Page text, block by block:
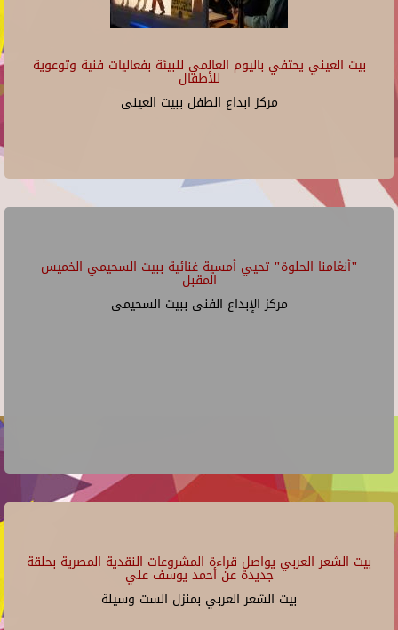
بيت العيني يحتفي باليوم العالمي للبيئة بفعاليات فنية وتوعوية
للأطفال
مركز ابداع الطفل ببيت العينى
"أنغامنا الحلوة" تحيي أمسية غنائية ببيت السحيمي الخميس
المقبل
مركز الإبداع الفنى ببيت السحيمى
بيت الشعر العربي يواصل قراءة المشروعات النقدية المصرية بحلقة
جديدة عن أحمد يوسف علي
بيت الشعر العربي بمنزل الست وسيلة